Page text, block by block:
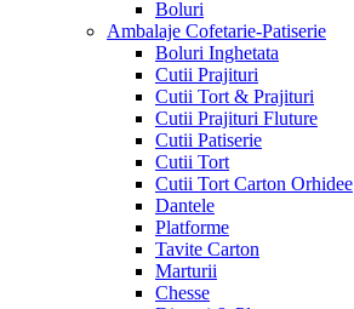
Boluri
Ambalaje Cofetarie-Patiserie
Boluri Inghetata
Cutii Prajituri
Cutii Tort & Prajituri
Cutii Prajituri Fluture
Cutii Patiserie
Cutii Tort
Cutii Tort Carton Orhidee
Dantele
Platforme
Tavite Carton
Marturii
Chesse